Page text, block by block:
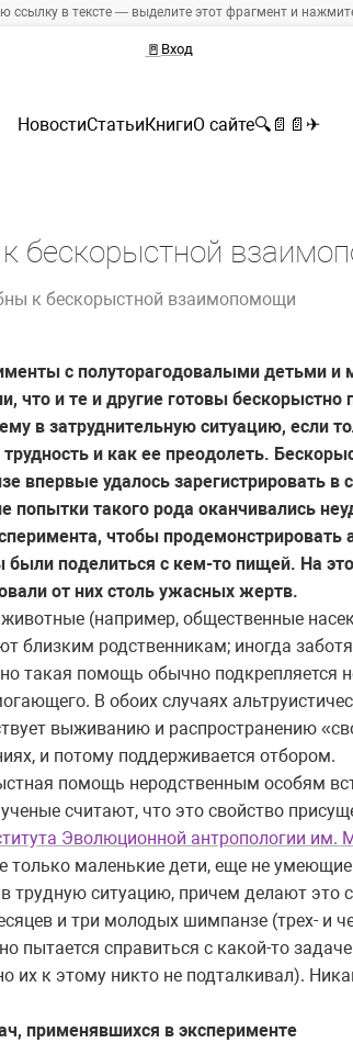
ссылку в тексте — выделите этот фрагмент и
🚪 Вход
НовостиСтатьиКнигиО сайте🔍 📄 📄 ✈
бескорыстной
к бескорыстной взаимопомощи
с полуторагодовалыми детьми
что и те и другие готовы бескорыстно
в затруднительную ситуацию, если
трудность и как ее преодолеть.
впервые удалось зарегистрировать в
попытки такого рода оканчивались
чтобы продемонстрировать
поделиться с кем-то пищей. На
от них столь ужасных жертв.
(например, общественные
близким родственникам; иногда
такая помощь обычно подкрепляется
В обоих случаях
выживанию и распространению
и потому поддерживается отбором.
помощь неродственным особям
считают, что это свойство
Эволюционной антропологии им.
только маленькие дети, еще не
трудную ситуацию, причем делают это
и три молодых шимпанзе (трех- и
пытается справиться с какой-то
их к этому никто не подталкивал).
применявшихся в эксперименте